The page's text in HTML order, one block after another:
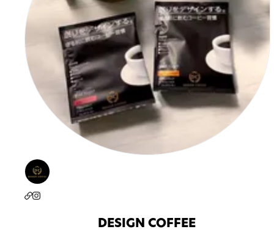
DESIGN COFFEE